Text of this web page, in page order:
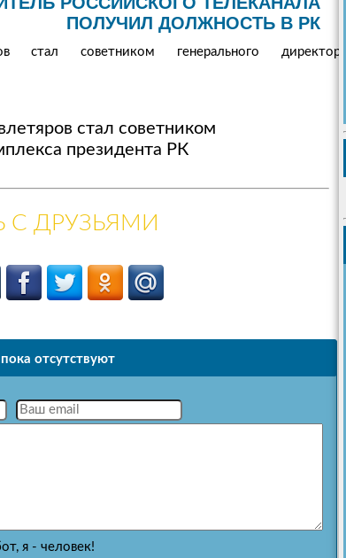
ПОЛУЧИЛ ДОЛЖНОСТЬ В РК
стал советником генерального директора
стал советником
президента РК
С ДРУЗЬЯМИ
отсутствуют
я - человек!